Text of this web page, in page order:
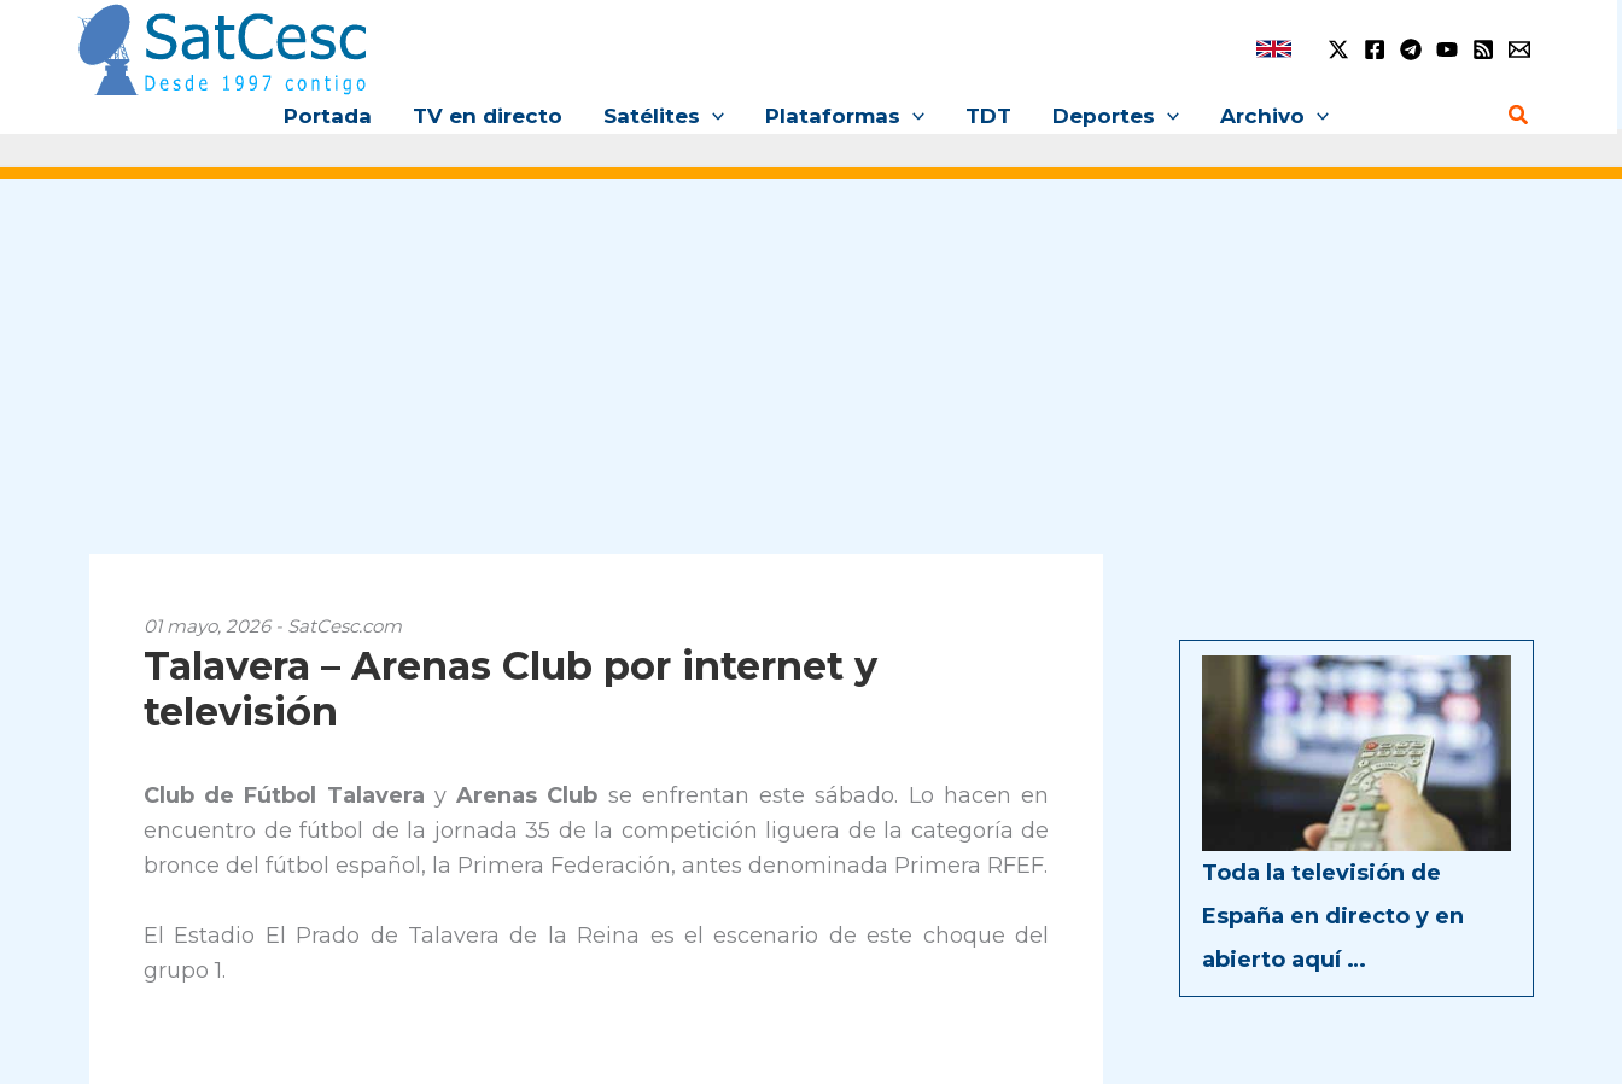
contenido
Portada TV en directo Satélites Plataformas TDT Deportes Archivo Buscar
01 mayo, 2026 - SatCesc.com
Talavera – Arenas Club por internet y
televisión
Club de Fútbol Talavera yArenas Club se enfrentan este sábado. Lo hacen en
encuentro de fútbol de la jornada 35 de la competición liguera de la categoría de
bronce del fútbol español, la Primera Federación, antes denominada Primera RFEF.
El Estadio El Prado de Talavera de la Reina es el escenario de este choque del
grupo 1.
Toda la televisión de
España en directo y en
abierto aquí …